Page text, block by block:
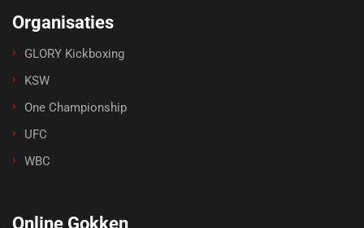
Organisaties
GLORY Kickboxing
KSW
One Championship
UFC
WBC
Online Gokken